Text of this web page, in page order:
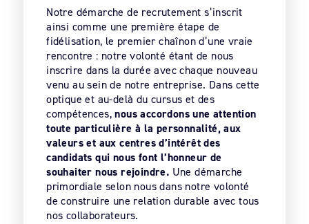
Notre démarche de recrutement s’inscrit
ainsi comme une première étape de
fidélisation, le premier chaînon d’une vraie
rencontre : notre volonté étant de nous
inscrire dans la durée avec chaque nouveau
venu au sein de notre entreprise. Dans cette
optique et au-delà du cursus et des
compétences,nous accordons une attention
toute particulière à la personnalité, aux
valeurs et aux centres d’intérêt des
candidats qui nous font l’honneur de
souhaiter nous rejoindre. Une démarche
primordiale selon nous dans notre volonté
de construire une relation durable avec tous
nos collaborateurs.